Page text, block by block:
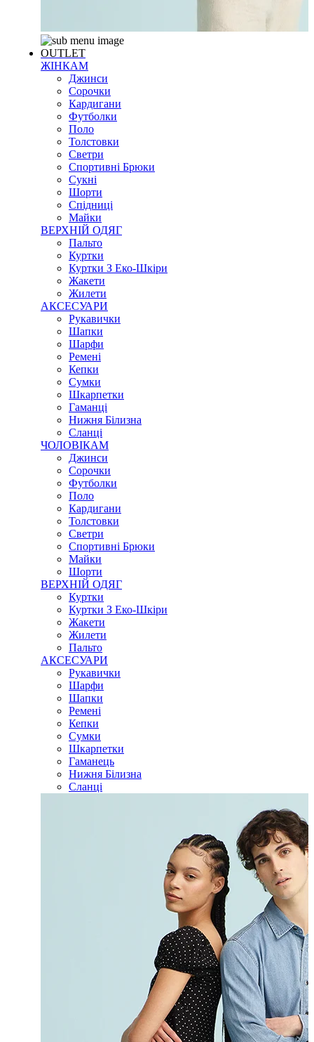
OUTLET
ЖІНКАМ
Джинси
Сорочки
Кардигани
Футболки
Поло
Толстовки
Светри
Спортивні Брюки
Сукні
Шорти
Спідниці
Майки
ВЕРХНІЙ ОДЯГ
Пальто
Куртки
Куртки З Еко-Шкіри
Жакети
Жилети
АКСЕСУАРИ
Рукавички
Шапки
Шарфи
Ремені
Кепки
Сумки
Шкарпетки
Гаманці
Нижня Білизна
Сланці
ЧОЛОВІКАМ
Джинси
Сорочки
Футболки
Поло
Кардигани
Толстовки
Светри
Спортивні Брюки
Майки
Шорти
ВЕРХНІЙ ОДЯГ
Куртки
Куртки З Еко-Шкіри
Жакети
Жилети
Пальто
АКСЕСУАРИ
Рукавички
Шарфи
Шапки
Ремені
Кепки
Сумки
Шкарпетки
Гаманець
Нижня Білизна
Сланці